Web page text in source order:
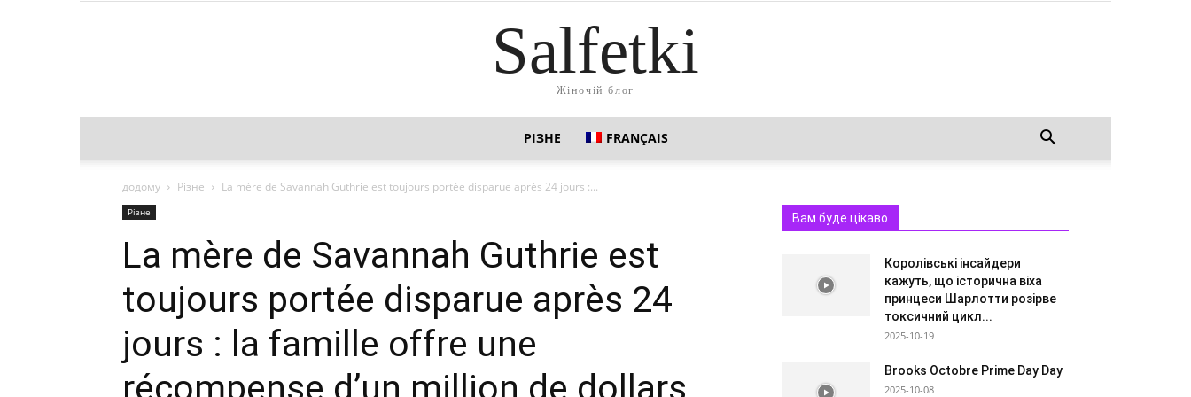
Salfetki
Жіночій блог
РІЗНЕ FRANÇAIS
додому Різне La mère de Savannah Guthrie est toujours portée disparue après 24 jours :...
Різне
La mère de Savannah Guthrie est
toujours portée disparue après 24
jours : la famille offre une
récompense d’un million de dollars
Вам буде цікаво
Королівські інсайдери
кажуть, що історична віха
принцеси Шарлотти розірве
токсичний цикл...
2025-10-19
Brooks Octobre Prime Day Day
2025-10-08